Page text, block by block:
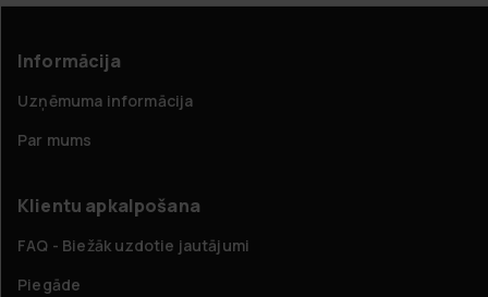
Informācija
Uzņēmuma informācija
Par mums
Klientu apkalpošana
FAQ - Biežāk uzdotie jautājumi
Piegāde